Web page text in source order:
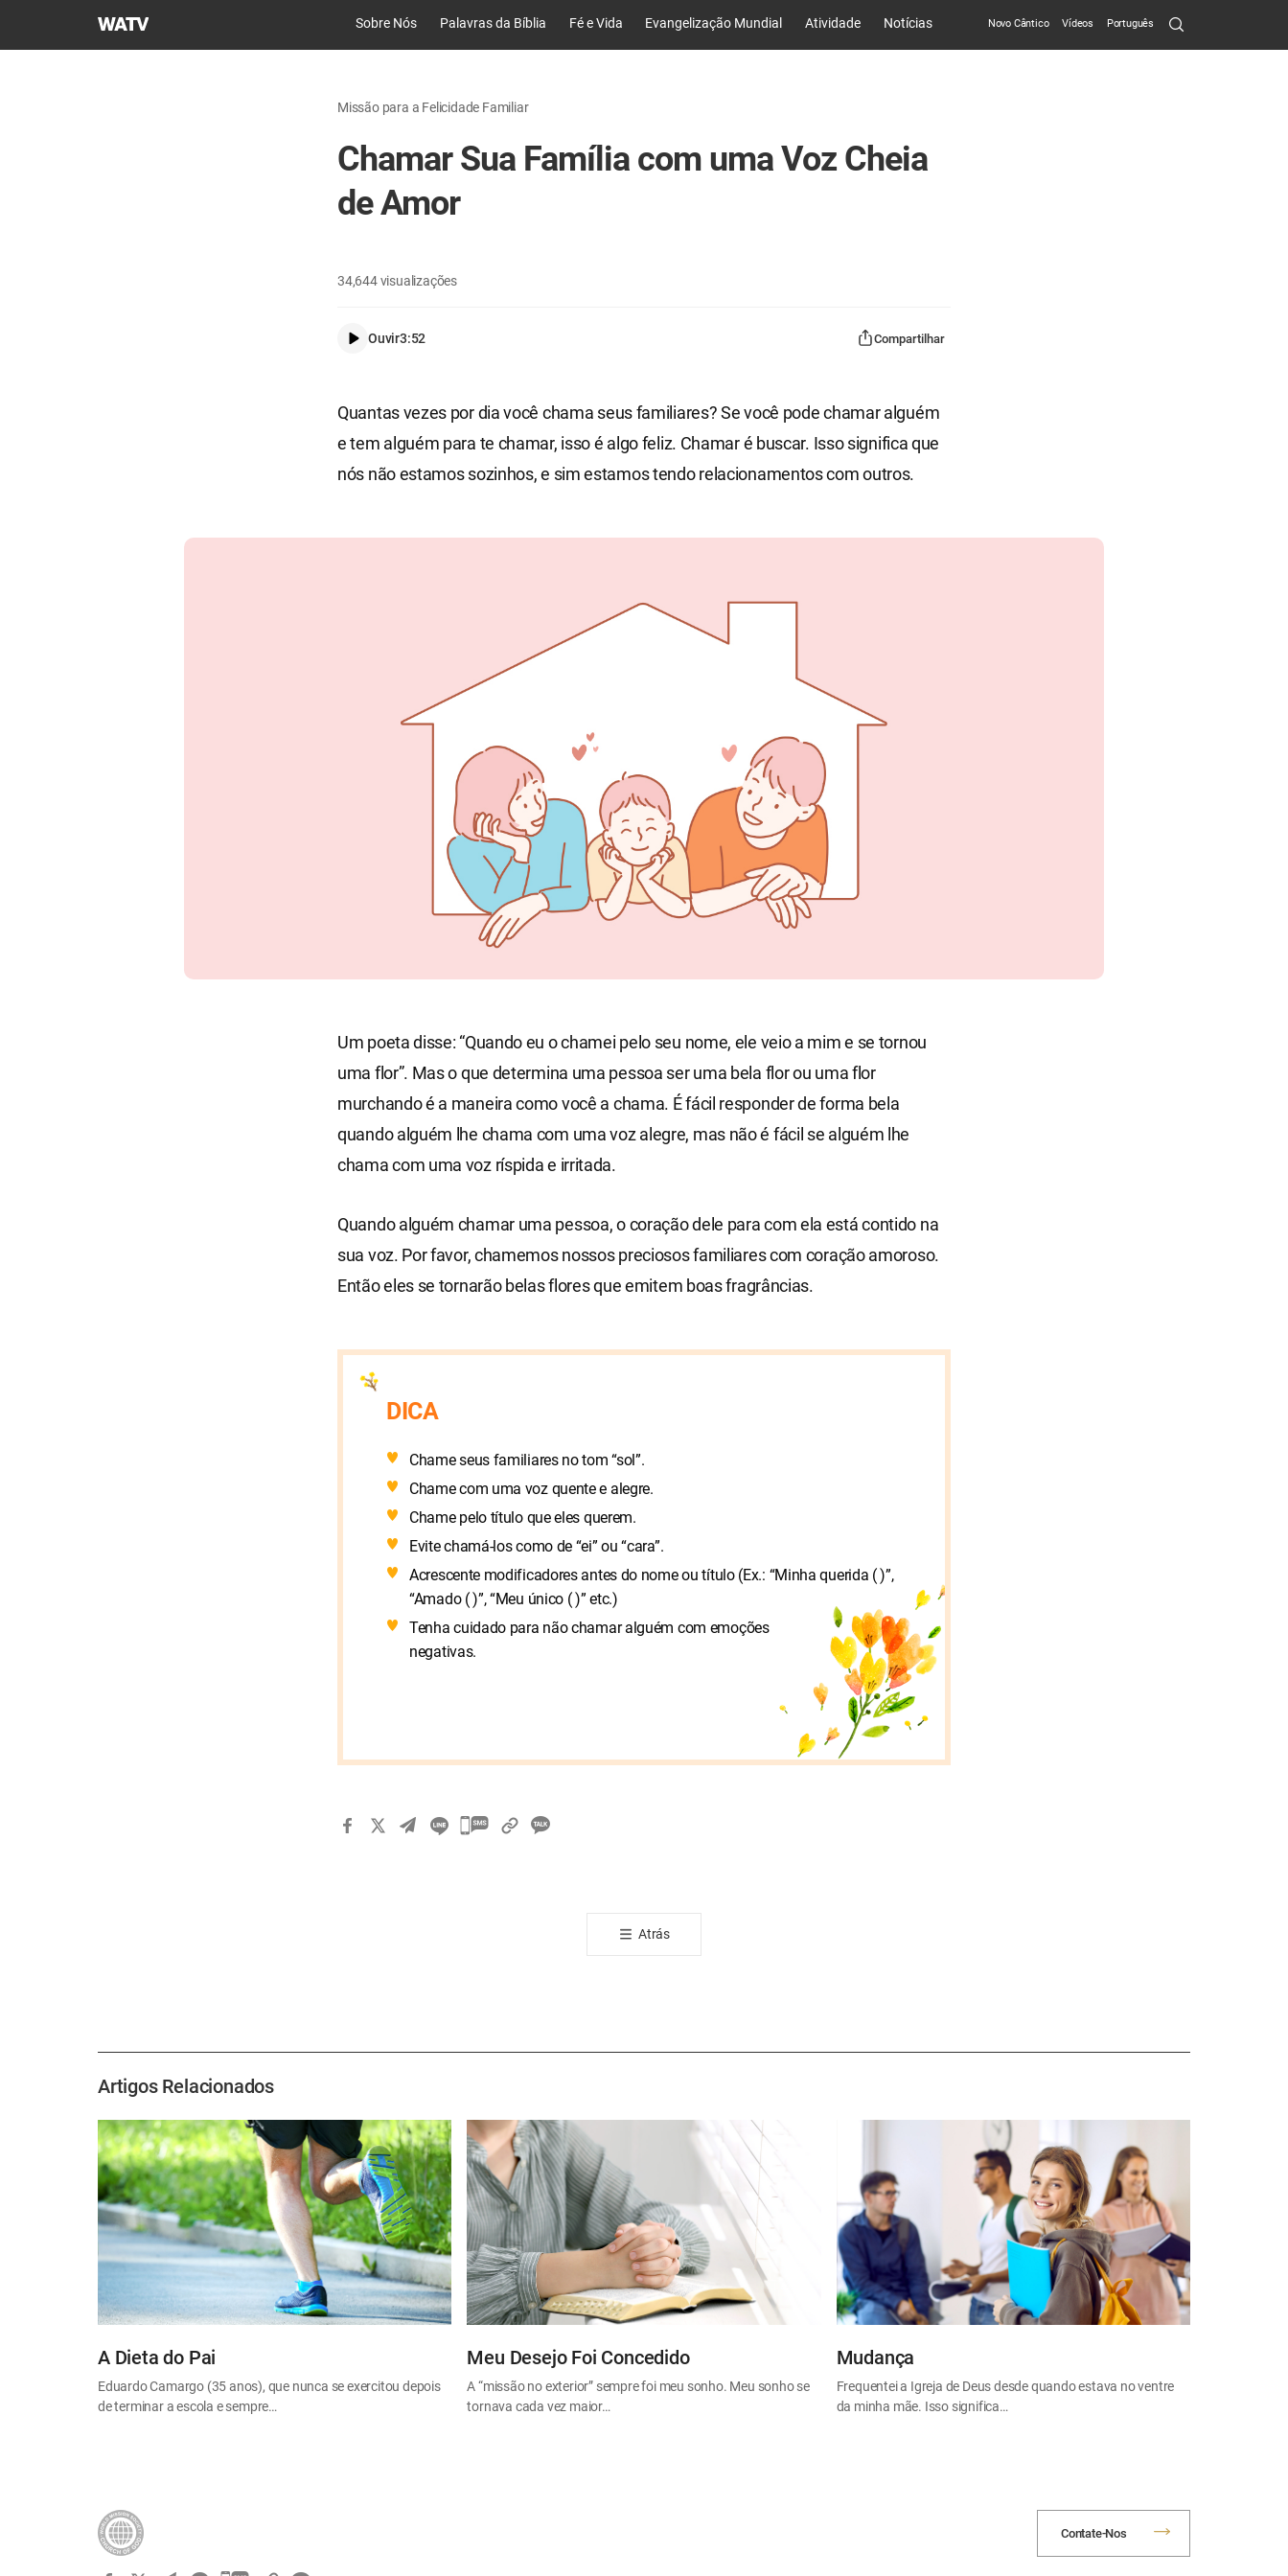
Igreja
Sobre Nós Palavras da Bíblia Fé e Vida Evangelização Mundial Atividade Notícias Novo Cântico Vídeos Português Search
Submit
Missão para a Felicidade Familiar
Chamar Sua Família com uma Voz Cheia
de Amor
34,644visualizações
Ouvir3:52 Compartilhar
Quantas vezes por dia você chama seus familiares? Se você pode chamar alguém
e tem alguém para te chamar, isso é algo feliz. Chamar é buscar. Isso significa que
nós não estamos sozinhos, e sim estamos tendo relacionamentos com outros.
Um poeta disse: “Quando eu o chamei pelo seu nome, ele veio a mim e se tornou
uma flor”. Mas o que determina uma pessoa ser uma bela flor ou uma flor
murchando é a maneira como você a chama. É fácil responder de forma bela
quando alguém lhe chama com uma voz alegre, mas não é fácil se alguém lhe
chama com uma voz ríspida e irritada.
Quando alguém chamar uma pessoa, o coração dele para com ela está contido na
sua voz. Por favor, chamemos nossos preciosos familiares com coração amoroso.
Então eles se tornarão belas flores que emitem boas fragrâncias.
DICA
Chame seus familiares no tom “sol”.
Chame com uma voz quente e alegre.
Chame pelo título que eles querem.
Evite chamá-los como de “ei” ou “cara”.
Acrescente modificadores antes do nome ou título (Ex.: “Minha querida ( )”,
“Amado ( )”, “Meu único ( )” etc.)
Tenha cuidado para não chamar alguém com emoções
negativas.
카
Atrás
Artigos Relacionados
A Dieta do Pai
Eduardo Camargo (35 anos), que nunca se exercitou depois
de terminar a escola e sempre…
Meu Desejo Foi Concedido
A “missão no exterior” sempre foi meu sonho. Meu sonho se
tornava cada vez maior…
Mudança
Frequentei a Igreja de Deus desde quando estava no ventre
da minha mãe. Isso significa…
Contate-Nos